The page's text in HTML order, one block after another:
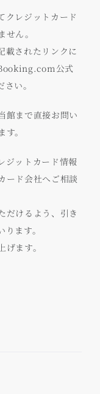
クレジットカード
ん。
載されたリンクに
公式
い。
館まで直接お問い
。
ジットカード情報
ード会社へご相談
だけるよう、引き
ます。
ます。